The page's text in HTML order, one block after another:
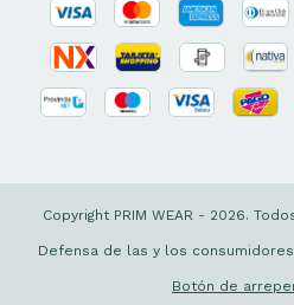
Copyright PRIM WEAR - 2026.
Defensa de las y los
Botón de